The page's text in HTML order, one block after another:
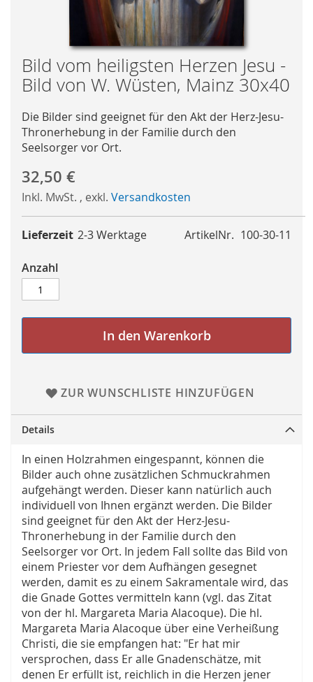
Skip
to
the
of
the
images
gallery
Bild vom heiligsten Herzen Jesu -
Bild von W. Wüsten, Mainz 30x40
Die Bilder sind geeignet für den Akt der Herz-Jesu-
Thronerhebung in der Familie durch den
Seelsorger vor Ort.
32,50 €
Inkl. MwSt. , exkl. Versandkosten
ArtikelNr. 100-30-11
Lieferzeit 2-3 Werktage
Anzahl
In den Warenkorb
ZUR WUNSCHLISTE HINZUFÜGEN
Details
In einen Holzrahmen eingespannt, können die
Bilder auch ohne zusätzlichen Schmuckrahmen
aufgehängt werden. Dieser kann natürlich auch
individuell von Ihnen ergänzt werden. Die Bilder
sind geeignet für den Akt der Herz-Jesu-
Thronerhebung in der Familie durch den
Seelsorger vor Ort. In jedem Fall sollte das Bild von
einem Priester vor dem Aufhängen gesegnet
werden, damit es zu einem Sakramentale wird, das
die Gnade Gottes vermitteln kann (vgl. das Zitat
von der hl. Margareta Maria Alacoque). Die hl.
Margareta Maria Alacoque über eine Verheißung
Christi, die sie empfangen hat: "Er hat mir
versprochen, dass Er alle Gnadenschätze, mit
denen Er erfüllt ist, reichlich in die Herzen jener